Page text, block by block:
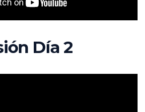
Día 2